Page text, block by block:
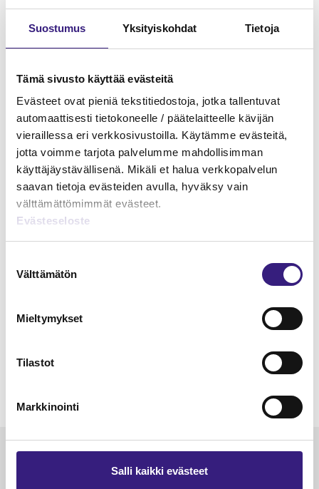
Suostumus Yksityiskohdat Tietoja
Tämä sivusto käyttää evästeitä
Evästeet ovat pieniä tekstitiedostoja, jotka tallentuvat
automaattisesti tietokoneelle / päätelaitteelle kävijän
vieraillessa eri verkkosivustoilla. Käytämme evästeitä,
jotta voimme tarjota palvelumme mahdollisimman
käyttäjäystävällisenä. Mikäli et halua verkkopalvelun
saavan tietoja evästeiden avulla, hyväksy vain
välttämättömimmät evästeet.
Evästeseloste
valinta
Välttämätön
Mieltymykset
Tilastot
Markkinointi
Salli kaikki evästeet
rekrytoiva yritys voisi nykyistä paremman luottaa siihen,
että ao. palkattavan henkilön osaaminen on
liittyvä pilottiprojekti onkin onneksi meneillään. Hyvä
näin.
Luetuimmat